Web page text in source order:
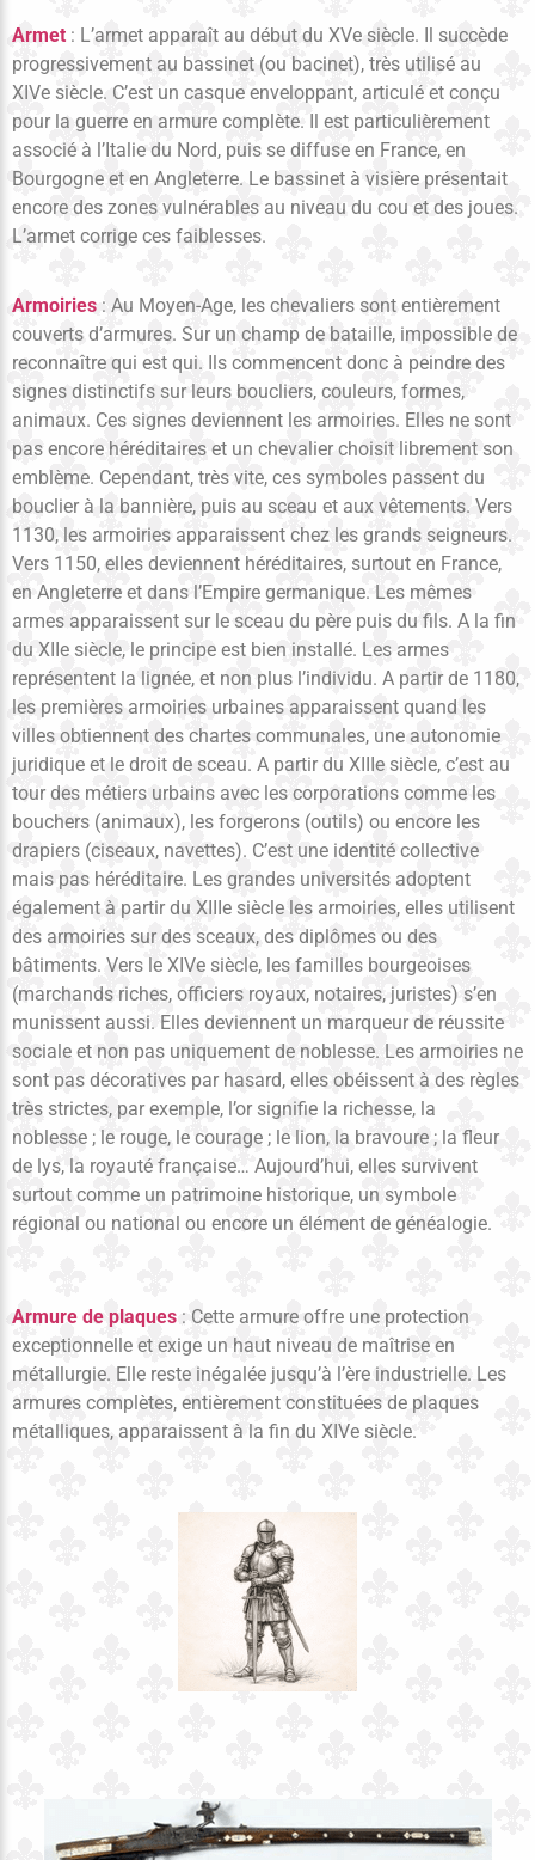
Armet : L’armet apparaît au début du XVe siècle. Il succède
progressivement au bassinet (ou bacinet), très utilisé au
XIVe siècle. C’est un casque enveloppant, articulé et conçu
pour la guerre en armure complète. Il est particulièrement
associé à l’Italie du Nord, puis se diffuse en France, en
Bourgogne et en Angleterre. Le bassinet à visière présentait
encore des zones vulnérables au niveau du cou et des joues.
L’armet corrige ces faiblesses.
Armoiries : Au Moyen-Age, les chevaliers sont entièrement
couverts d’armures. Sur un champ de bataille, impossible de
reconnaître qui est qui. Ils commencent donc à peindre des
signes distinctifs sur leurs boucliers, couleurs, formes,
animaux. Ces signes deviennent les armoiries. Elles ne sont
pas encore héréditaires et un chevalier choisit librement son
emblème. Cependant, très vite, ces symboles passent du
bouclier à la bannière, puis au sceau et aux vêtements. Vers
1130, les armoiries apparaissent chez les grands seigneurs.
Vers 1150, elles deviennent héréditaires, surtout en France,
en Angleterre et dans l’Empire germanique. Les mêmes
armes apparaissent sur le sceau du père puis du fils. A la fin
du XIIe siècle, le principe est bien installé. Les armes
représentent la lignée, et non plus l’individu. A partir de 1180,
les premières armoiries urbaines apparaissent quand les
villes obtiennent des chartes communales, une autonomie
juridique et le droit de sceau. A partir du XIIIe siècle, c’est au
tour des métiers urbains avec les corporations comme les
bouchers (animaux), les forgerons (outils) ou encore les
drapiers (ciseaux, navettes). C’est une identité collective
mais pas héréditaire. Les grandes universités adoptent
également à partir du XIIIe siècle les armoiries, elles utilisent
des armoiries sur des sceaux, des diplômes ou des
bâtiments. Vers le XIVe siècle, les familles bourgeoises
(marchands riches, officiers royaux, notaires, juristes) s’en
munissent aussi. Elles deviennent un marqueur de réussite
sociale et non pas uniquement de noblesse. Les armoiries ne
sont pas décoratives par hasard, elles obéissent à des règles
très strictes, par exemple, l’or signifie la richesse, la
noblesse ; le rouge, le courage ; le lion, la bravoure ; la fleur
de lys, la royauté française… Aujourd’hui, elles survivent
surtout comme un patrimoine historique, un symbole
régional ou national ou encore un élément de généalogie.
Armure de plaques : Cette armure offre une protection
exceptionnelle et exige un haut niveau de maîtrise en
métallurgie. Elle reste inégalée jusqu’à l’ère industrielle. Les
armures complètes, entièrement constituées de plaques
métalliques, apparaissent à la fin du XIVe siècle.